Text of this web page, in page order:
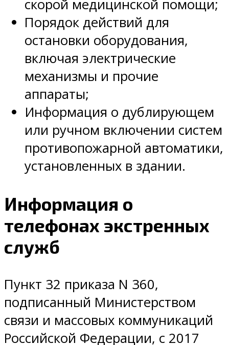
скорой медицинской помощи;
Порядок действий для
остановки оборудования,
включая электрические
механизмы и прочие
аппараты;
Информация о дублирующем
или ручном включении систем
противопожарной автоматики,
установленных в здании.
Информация о
телефонах экстренных
служб
Пункт 32 приказа N 360,
подписанный Министерством
связи и массовых коммуникаций
Российской Федерации, с 2017